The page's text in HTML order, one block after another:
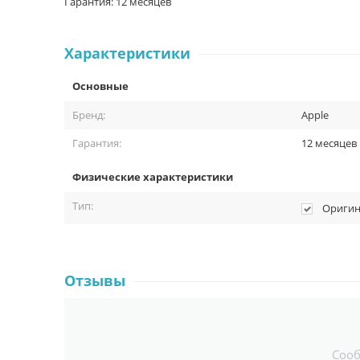
Характеристики
Основные
Бренд:
Apple
Гарантия:
12 месяцев
Физические характеристики
Тип:
Отзывы